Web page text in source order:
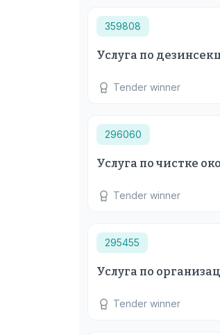
359808
Услуга по
Tender winner
296060
Услуга по чистке
Tender winner
295455
Услуга по
Tender winner